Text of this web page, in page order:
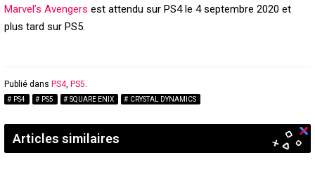
Marvel’s Avengers est attendu sur PS4 le 4 septembre 2020 et
plus tard sur PS5.
Publié dans PS4, PS5.
PS4 PS5 SQUARE ENIX CRYSTAL DYNAMICS
Articles similaires